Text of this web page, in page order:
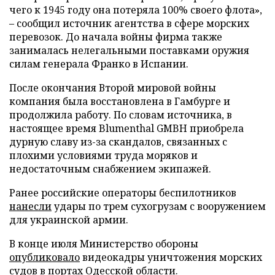
чего к 1945 году она потеряла 100% своего флота»,
– сообщил источник агентства в сфере морских
перевозок. До начала войны фирма также
занималась нелегальными поставками оружия
силам генерала Франко в Испании.
После окончания Второй мировой войны
компания была восстановлена в Гамбурге и
продолжила работу. По словам источника, в
настоящее время Blumenthal GMBH приобрела
дурную славу из-за скандалов, связанных с
плохими условиями труда моряков и
недостаточным снабжением экипажей.
Ранее российские операторы беспилотников
нанеслиудары по трем сухогрузам с вооружением
для украинской армии.
В конце июля Министерство обороны
опубликоваловидеокадры уничтожения морских
судов в портах Одесской области.